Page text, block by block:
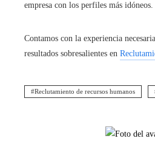
empresa con los perfiles más idóneos.
Contamos con la experiencia
resultados sobresalientes en
Reclutamiento de recursos humanos